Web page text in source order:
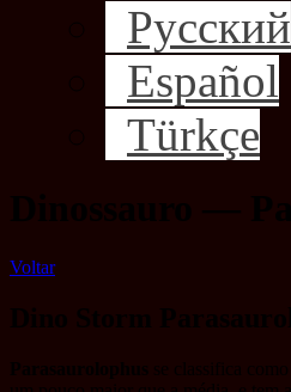
Русский
Español
Türkçe
Voltar